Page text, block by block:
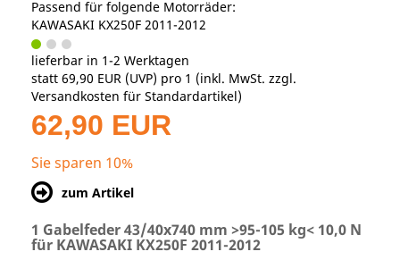
Passend für folgende Motorräder:
KAWASAKI KX250F 2011-2012
lieferbar in 1-2 Werktagen
statt 69,90 EUR (UVP) pro 1 (inkl. MwSt. zzgl.
Versandkosten für Standardartikel)
62,90 EUR
Sie sparen 10%
zum Artikel
1 Gabelfeder 43/40x740 mm >95-105 kg< 10,0 N
für KAWASAKI KX250F 2011-2012